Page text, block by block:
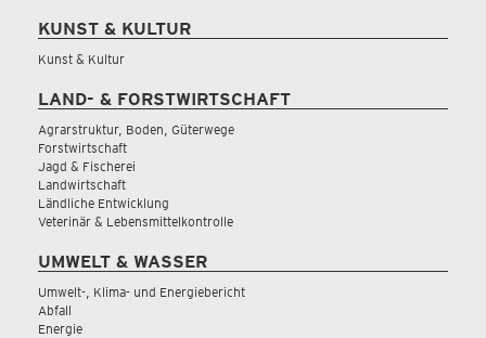
KUNST & KULTUR
Kunst & Kultur
LAND- & FORSTWIRTSCHAFT
Agrarstruktur, Boden, Güterwege
Forstwirtschaft
Jagd & Fischerei
Landwirtschaft
Ländliche Entwicklung
Veterinär & Lebensmittelkontrolle
UMWELT & WASSER
Umwelt-, Klima- und Energiebericht
Abfall
Energie